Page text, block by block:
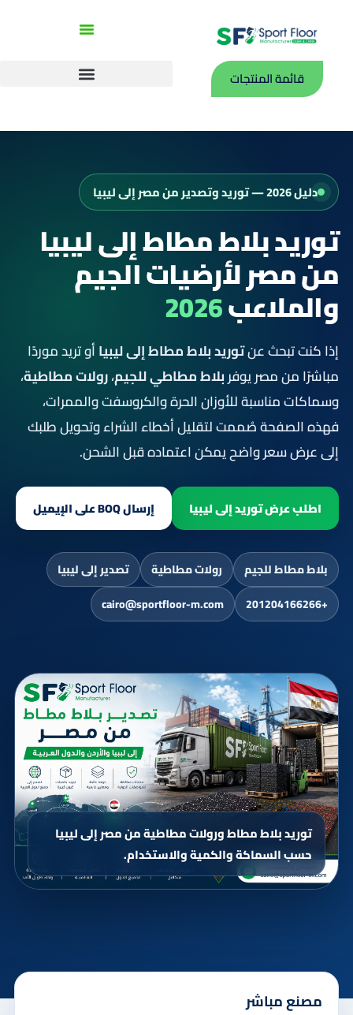
المحتوى
قائمة المنتجات
دليل 2026 — توريد وتصدير من مصر إلى ليبيا
توريد بلاط مطاط إلى ليبيا
من مصر لأرضيات الجيم
والملاعب2026
إذا كنت تبحث عنتوريد بلاط مطاط إلى ليبياأو تريد موردًا
مباشرًا من مصر يوفربلاط مطاطي للجيم،رولات مطاطية،
وسماكات مناسبة للأوزان الحرة والكروسفت والممرات،
فهذه الصفحة صُممت لتقليل أخطاء الشراء وتحويل طلبك
إلى عرض سعر واضح يمكن اعتماده قبل الشحن.
اطلب عرض توريد إلى ليبيا إرسال BOQ على الإيميل
بلاط مطاط للجيم رولات مطاطية
تصدير إلى ليبيا
+201204166266
cairo@sportfloor-m.com
توريد بلاط مطاط ورولات مطاطية من مصر إلى ليبيا
حسب السماكة والكمية والاستخدام.
مصنع مباشر